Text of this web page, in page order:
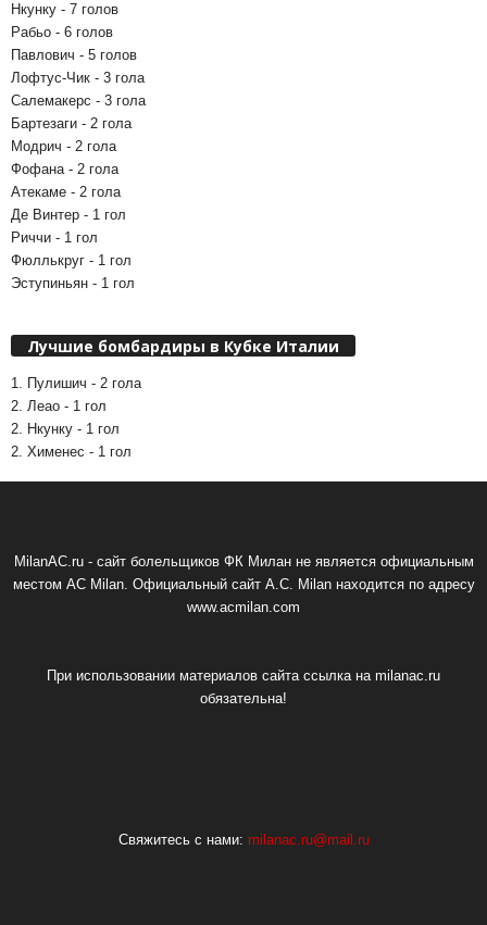
Нкунку - 7 голов
Рабьо - 6 голов
Павлович - 5 голов
Лофтус-Чик - 3 гола
Салемакерс - 3 гола
Бартезаги - 2 гола
Модрич - 2 гола
Фофана - 2 гола
Атекаме - 2 гола
Де Винтер - 1 гол
Риччи - 1 гол
Фюллькруг - 1 гол
Эступиньян - 1 гол
Лучшие бомбардиры в Кубке Италии
1. Пулишич - 2 гола
2. Леао - 1 гол
2. Нкунку - 1 гол
2. Хименес - 1 гол
MilanAC.ru - сайт болельщиков ФК Милан не является официальным
местом AC Milan. Официальный сайт A.C. Milan находится по адресу
www.acmilan.com
При использовании материалов сайта ссылка на milanac.ru
обязательна!
Свяжитесь с нами: milanac.ru@mail.ru